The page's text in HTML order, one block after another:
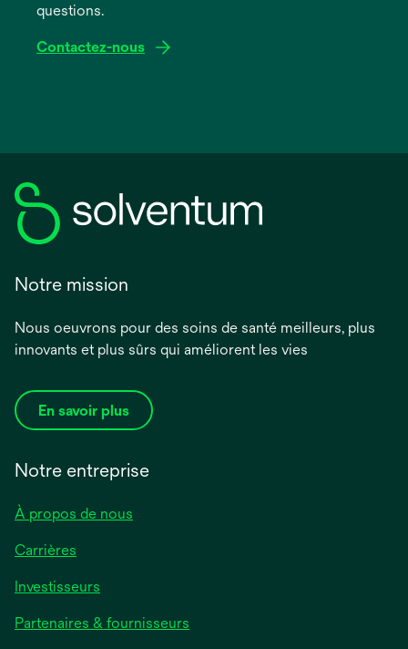
questions.
Contactez-nous
Notre mission
Nous oeuvrons pour des soins de santé meilleurs, plus
innovants et plus sûrs qui améliorent les vies
En savoir plus
Notre entreprise
À propos de nous
Carrières
Investisseurs
un
Partenaires & fournisseurs